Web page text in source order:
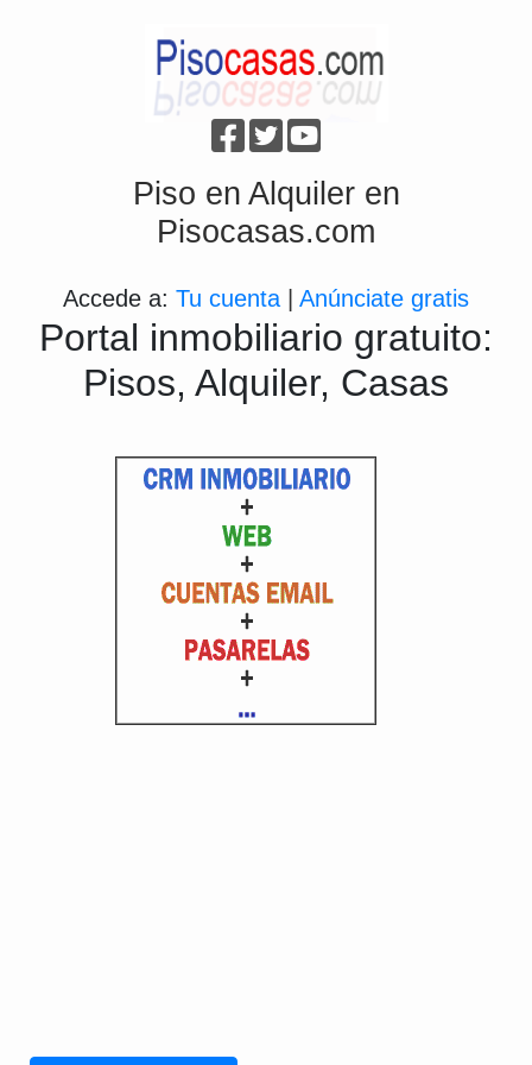
Piso en Alquiler en
Pisocasas.com
Accede a: Tu cuenta Anúnciate gratis
Portal inmobiliario gratuito:
Pisos, Alquiler, Casas